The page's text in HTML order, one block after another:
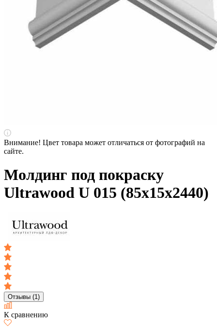
Внимание! Цвет товара может отличаться от фотографий на
сайте.
Молдинг под покраску
Ultrawood U 015 (85х15х2440)
Отзывы (1)
К сравнению